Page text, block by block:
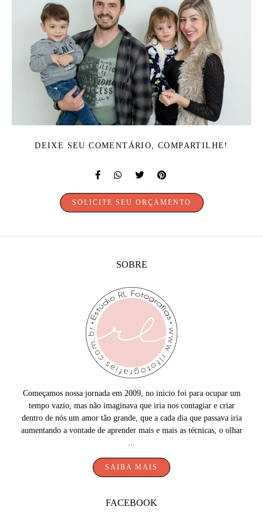
DEIXE SEU COMENTÁRIO, COMPARTILHE!
SOLICITE SEU ORÇAMENTO
SOBRE
Começamos nossa jornada em 2009, no inicio foi para ocupar um
tempo vazio, mas não imaginava que iria nos contagiar e criar
dentro de nós um amor tão grande, que a cada dia que passava iria
aumentando a vontade de aprender mais e mais as técnicas, o olhar
...
SAIBA MAIS
FACEBOOK